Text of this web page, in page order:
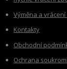
Výměna a
Kontakty
Obchodní
Ochrana